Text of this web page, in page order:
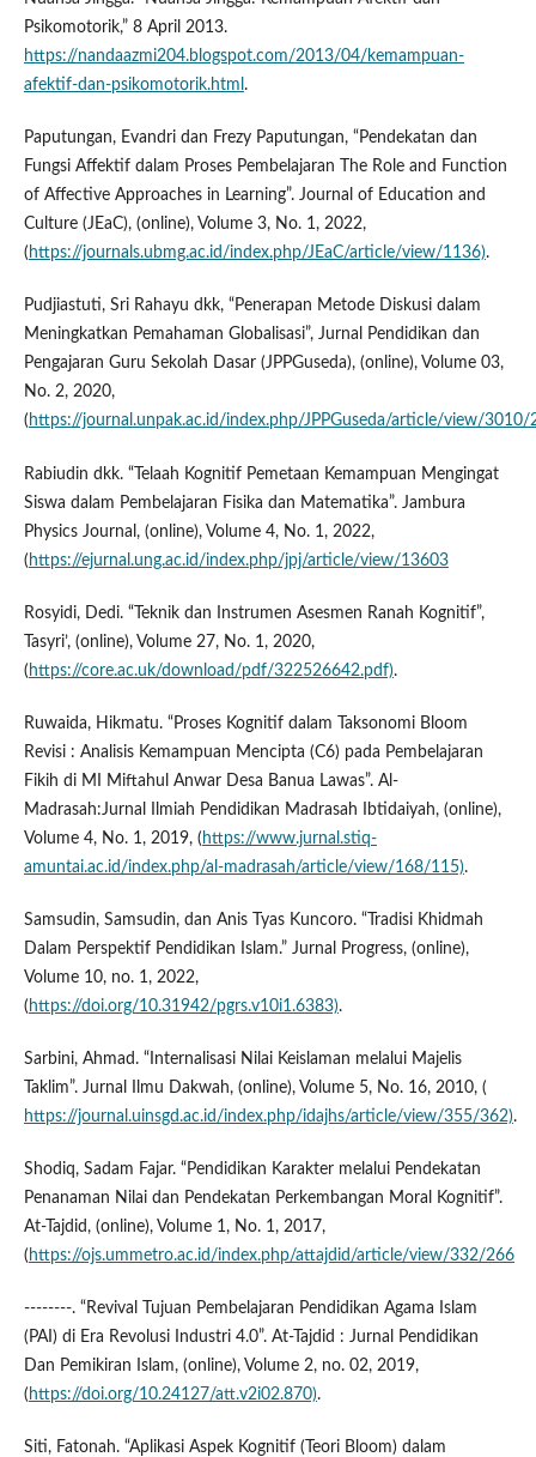
Psikomotorik,” 8 April 2013.
https://nandaazmi204.blogspot.com/2013/04/kemampuan-
afektif-dan-psikomotorik.html .
Paputungan, Evandri dan Frezy Paputungan, “Pendekatan dan
Fungsi Affektif dalam Proses Pembelajaran The Role and Function
of Affective Approaches in Learning”. Journal of Education and
Culture (JEaC), (online), Volume 3, No. 1, 2022,
( https://journals.ubmg.ac.id/index.php/JEaC/article/view/1136).
Pudjiastuti, Sri Rahayu dkk, “Penerapan Metode Diskusi dalam
Meningkatkan Pemahaman Globalisasi”, Jurnal Pendidikan dan
Pengajaran Guru Sekolah Dasar (JPPGuseda), (online), Volume 03,
No. 2, 2020,
( https://journal.unpak.ac.id/index.php/JPPGuseda/article/view/3010/
Rabiudin dkk. “Telaah Kognitif Pemetaan Kemampuan Mengingat
Siswa dalam Pembelajaran Fisika dan Matematika”. Jambura
Physics Journal, (online), Volume 4, No. 1, 2022,
( https://ejurnal.ung.ac.id/index.php/jpj/article/view/13603
Rosyidi, Dedi. “Teknik dan Instrumen Asesmen Ranah Kognitif”,
Tasyri’, (online), Volume 27, No. 1, 2020,
( https://core.ac.uk/download/pdf/322526642.pdf).
Ruwaida, Hikmatu. “Proses Kognitif dalam Taksonomi Bloom
Revisi : Analisis Kemampuan Mencipta (C6) pada Pembelajaran
Fikih di MI Miftahul Anwar Desa Banua Lawas”. Al-
Madrasah:Jurnal Ilmiah Pendidikan Madrasah Ibtidaiyah, (online),
Volume 4, No. 1, 2019, ( https://www.jurnal.stiq-
amuntai.ac.id/index.php/al-madrasah/article/view/168/115).
Samsudin, Samsudin, dan Anis Tyas Kuncoro. “Tradisi Khidmah
Dalam Perspektif Pendidikan Islam.” Jurnal Progress, (online),
Volume 10, no. 1, 2022,
( https://doi.org/10.31942/pgrs.v10i1.6383).
Sarbini, Ahmad. “Internalisasi Nilai Keislaman melalui Majelis
Taklim”. Jurnal Ilmu Dakwah, (online), Volume 5, No. 16, 2010, (
https://journal.uinsgd.ac.id/index.php/idajhs/article/view/355/362).
Shodiq, Sadam Fajar. “Pendidikan Karakter melalui Pendekatan
Penanaman Nilai dan Pendekatan Perkembangan Moral Kognitif”.
At-Tajdid, (online), Volume 1, No. 1, 2017,
( https://ojs.ummetro.ac.id/index.php/attajdid/article/view/332/266
--------. “Revival Tujuan Pembelajaran Pendidikan Agama Islam
(PAI) di Era Revolusi Industri 4.0”. At-Tajdid : Jurnal Pendidikan
Dan Pemikiran Islam, (online), Volume 2, no. 02, 2019,
( https://doi.org/10.24127/att.v2i02.870).
Siti, Fatonah. “Aplikasi Aspek Kognitif (Teori Bloom) dalam